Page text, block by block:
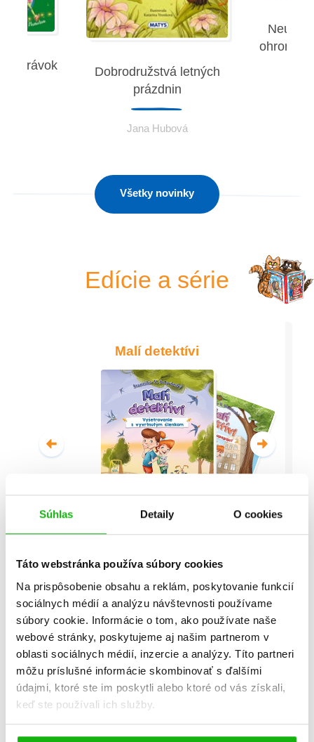
Súhlas Detaily O cookies
Táto webstránka používa súbory cookies
Na prispôsobenie obsahu a reklám, poskytovanie funkcií
sociálnych médií a analýzu návštevnosti používame
súbory cookie. Informácie o tom, ako používate naše
webové stránky, poskytujeme aj našim partnerom v
oblasti sociálnych médií, inzercie a analýzy. Títo partneri
môžu príslušné informácie skombinovať s ďalšími
údajmi, ktoré ste im poskytli alebo ktoré od vás získali,
keď ste používali ich služby.
Dobrodružstvá letných
prázdnin
Jana Hubová
Všetky novinky
Edície a série
Malí detektívi
Celá séria
Všetky edície a série